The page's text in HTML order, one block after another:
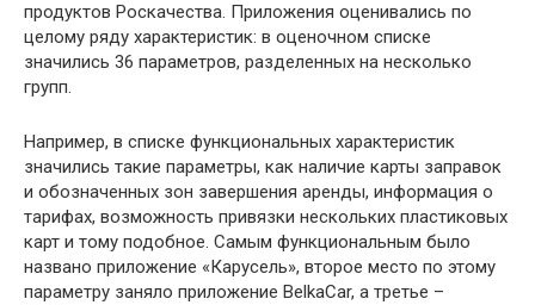
продуктов Роскачества. Приложения оценивались по
целому ряду характеристик: в оценочном списке
значились 36 параметров, разделенных на несколько
групп.
Например, в списке функциональных характеристик
значились такие параметры, как наличие карты заправок
и обозначенных зон завершения аренды, информация о
тарифах, возможность привязки нескольких пластиковых
карт и тому подобное. Самым функциональным было
названо приложение «Карусель», второе место по этому
параметру заняло приложение BelkaCar, а третье –